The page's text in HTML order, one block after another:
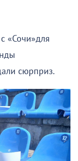
«Сочи»для
сюрприз.